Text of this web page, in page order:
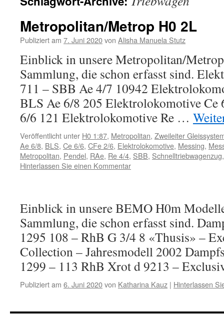
Metropolitan/Metrop H0 2L
Publiziert am 7. Juni 2020von Alisha Manuela Stutz
Einblick in unsere Metropolitan/
Sammlung, die schon erfasst sind.
711 – SBB Ae 4/7 10942
BLS Ae 6/8 205 Elektrolokomotive Ce
6/6 121 Elektrolokomotive Re …
Veröffentlicht unter H0 1:87, Metropolitan, Zweileiter
Ae 6/8, BLS, Ce 6/6, CFe 2/6, Elektrolokomotive, Messing,
Metropolitan, Pendel, RAe, Re 4/4, SBB, Schnelltriebwagenzug
Hinterlassen Sie einen Kommentar
Einblick in unsere BEMO H0m
Sammlung, die schon erfasst sind.
1295 108 – RhB G 3/4 8 «Thusis» –
Collection – Jahresmodell 2002
1299 – 113 RhB Xrot d 9213 –
Publiziert am 6. Juni 2020von Katharina Kauz | Hinterlassen